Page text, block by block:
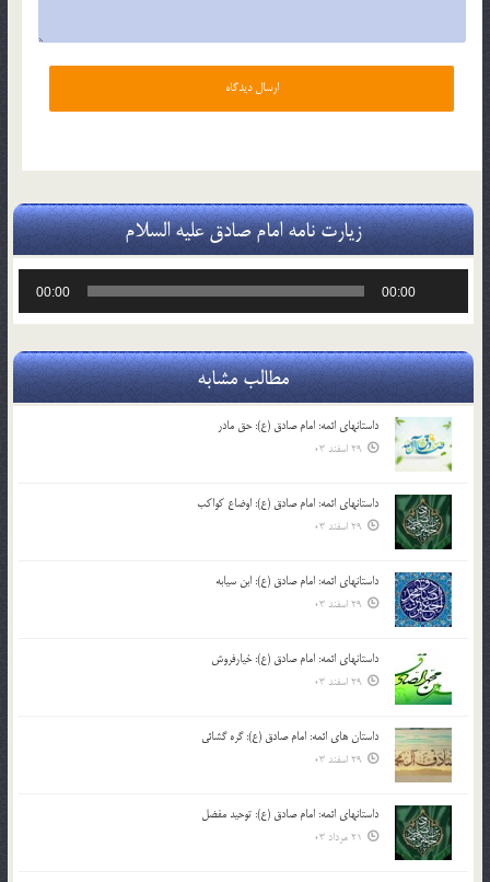
زیارت نامه امام صادق علیه السلام
00:00
00:00
مطالب مشابه
داستانهای ائمه: امام صادق (ع): حق مادر
29 اسفند 03
داستانهای ائمه: امام صادق (ع): اوضاع کواکب
29 اسفند 03
داستانهای ائمه: امام صادق (ع): ابن سیابه
29 اسفند 03
داستانهای ائمه: امام صادق (ع): خیارفروش
29 اسفند 03
داستان های ائمه: امام صادق (ع): گره گشائی
29 اسفند 03
داستانهای ائمه: امام صادق (ع): توحید مفضل
21 مرداد 03